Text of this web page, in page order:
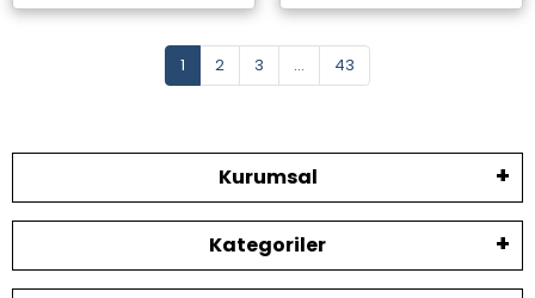
1 2 3 ... 43
Kurumsal
Kategoriler